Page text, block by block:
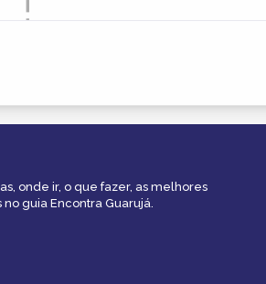
onde ir, o que fazer, as melhores
guia Encontra Guarujá.